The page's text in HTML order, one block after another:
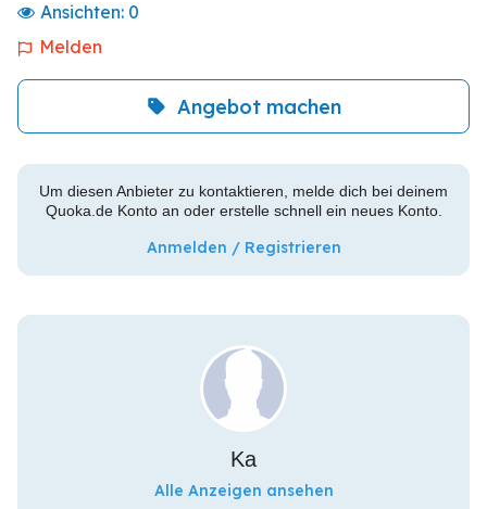
Ansichten: 0
Melden
Angebot machen
Um diesen Anbieter zu kontaktieren, melde dich bei deinem
Quoka.de Konto an oder erstelle schnell ein neues Konto.
Anmelden / Registrieren
Ka
Alle Anzeigen ansehen